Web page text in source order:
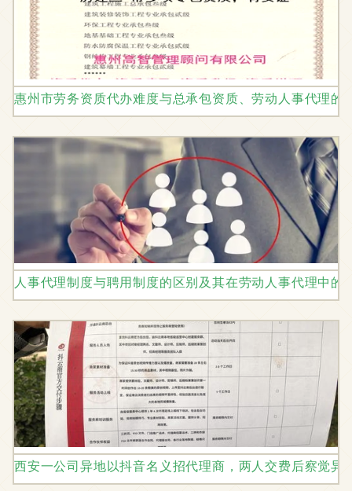
惠州市劳务资质代办难度与总承包资质、劳动人事代理的
人事代理制度与聘用制度的区别及其在劳动人事代理中的
西安一公司异地以抖音名义招代理商，两人交费后察觉异